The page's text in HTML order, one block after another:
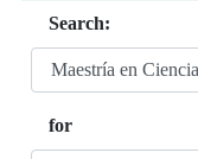
Search:
for